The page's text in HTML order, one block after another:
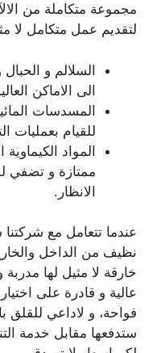
مجموعة متكاملة من
لتقديم عمل متكامل لا
السلالم و
الى الاماكن
المسدسات
للقيام بعمليات
المواد
ممتازة و تضفي
الانظار.
عندما تتعامل مع
نظيف من الداخل
خارقة لا مثيل لها
عالية و قادرة على
فواحة، و لاداعي للقلق
ستدفعها مقابل خدمة